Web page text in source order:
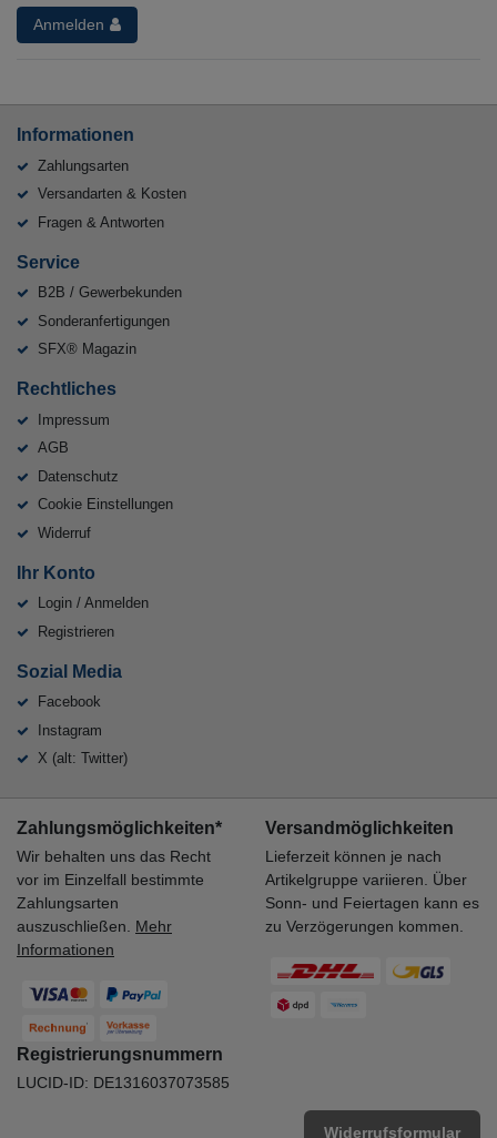
Anmelden
Informationen
Zahlungsarten
Versandarten & Kosten
Fragen & Antworten
Service
B2B / Gewerbekunden
Sonderanfertigungen
SFX® Magazin
Rechtliches
Impressum
AGB
Datenschutz
Cookie Einstellungen
Widerruf
Ihr Konto
Login / Anmelden
Registrieren
Sozial Media
Facebook
Instagram
X (alt: Twitter)
Zahlungsmöglichkeiten*
Wir behalten uns das Recht
vor im Einzelfall bestimmte
Zahlungsarten
auszuschließen. Mehr
Informationen
Versandmöglichkeiten
Lieferzeit können je nach
Artikelgruppe variieren. Über
Sonn- und Feiertagen kann es
zu Verzögerungen kommen.
Registrierungsnummern
LUCID-ID: DE1316037073585
Widerrufsformular